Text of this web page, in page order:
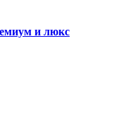
и люкс